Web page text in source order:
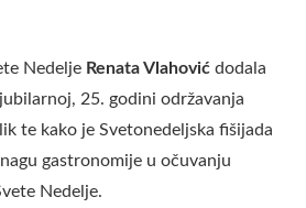
Nedelje Renata Vlahović dodala
25. godini održavanja
te kako je Svetonedeljska fišijada
gastronomije u očuvanju
Nedelje.